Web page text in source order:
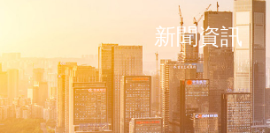
新聞資訊